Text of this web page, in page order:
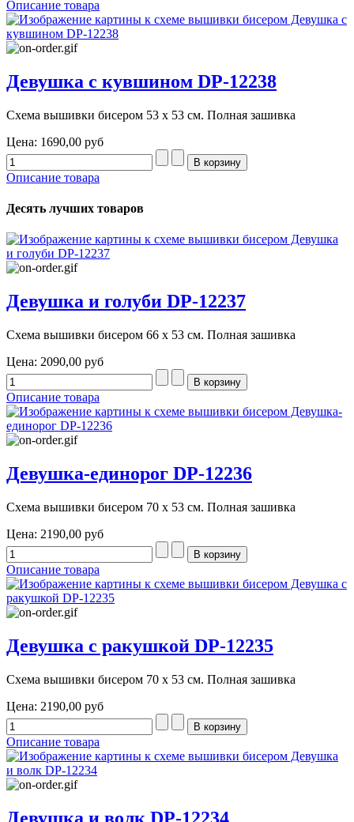
Описание товара
Девушка с кувшином DP-12238
Схема вышивки бисером 53 х 53 см. Полная зашивка
Цена: 1690,00 руб
Описание товара
Десять лучших товаров
Девушка и голуби DP-12237
Схема вышивки бисером 66 х 53 см. Полная зашивка
Цена: 2090,00 руб
Описание товара
Девушка-единорог DP-12236
Схема вышивки бисером 70 х 53 см. Полная зашивка
Цена: 2190,00 руб
Описание товара
Девушка с ракушкой DP-12235
Схема вышивки бисером 70 х 53 см. Полная зашивка
Цена: 2190,00 руб
Описание товара
Девушка и волк DP-12234